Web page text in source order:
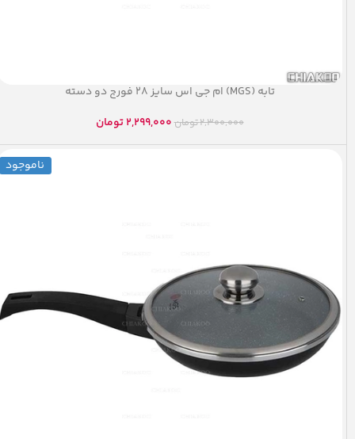
تابه (MGS) ام جی اس سایز ۲۸ فورج دو دسته
2,300,000تومان2,299,000 تومان
ناموجود